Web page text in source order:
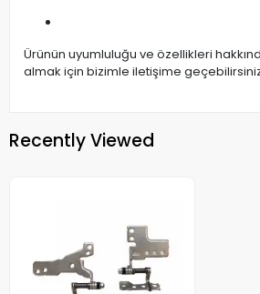
Ürünün uyumluluğu ve özellikleri
almak için bizimle iletişime
Recently Viewed